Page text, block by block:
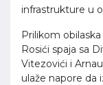
infrastrukture u
Prilikom
Rosići spaja sa
Vitezovići i
ulaže napore da